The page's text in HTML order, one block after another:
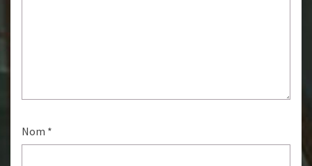
Nom *